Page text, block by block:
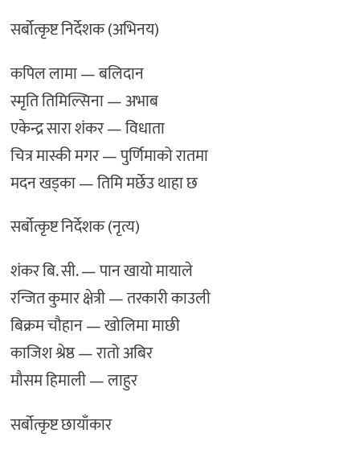
सर्बोत्कृष्ट निर्देशक (अभिनय)
कपिल लामा — बलिदान
स्मृति तिमिल्सिना — अभाब
एकेन्द्र सारा शंकर — विधाता
चित्र मास्की मगर — पुर्णिमाको रातमा
मदन खड्का — तिमि मर्छेउ थाहा छ
सर्बोत्कृष्ट निर्देशक (नृत्य)
शंकर बि. सी. — पान खायो मायाले
रन्जित कुमार क्षेत्री — तरकारी काउली
बिक्रम चौहान — खोलिमा माछी
काजिश श्रेष्ठ — रातो अबिर
मौसम हिमाली — लाहुर
सर्बोत्कृष्ट छायाँकार